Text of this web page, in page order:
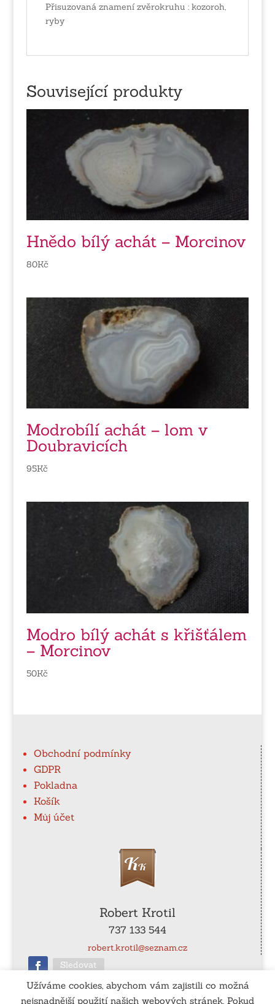
Přisuzovaná znamení zvěrokruhu : kozoroh,
ryby
Související produkty
Hnědo bílý achát – Morcinov
80Kč
Modrobílí achát – lom v
Doubravicích
95Kč
Modro bílý achát s křišťálem
– Morcinov
50Kč
Obchodní podmínky
GDPR
Pokladna
Košík
Můj účet
Robert Krotil
737 133 544
robert.krotil@seznam.cz
Sledovat
Užíváme cookies, abychom vám zajistili co možná
nejsnadnější použití našich webových stránek. Pokud